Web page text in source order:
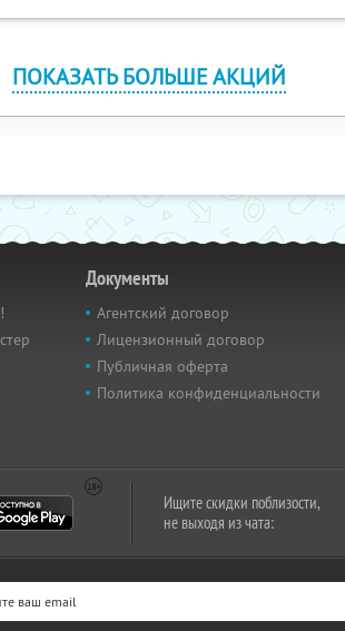
ПОКАЗАТЬ БОЛЬШЕ АКЦИЙ
Документы
Агентский договор
Лицензионный договор
Публичная оферта
Политика конфиденциальности
Ищите скидки поблизости,
не выходя из чата: